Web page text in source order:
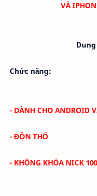
VÀ
Chức năng:
- DÀNH CHO ANDROID
- ĐỘN THỔ
- KHÔNG KHÓA NICK